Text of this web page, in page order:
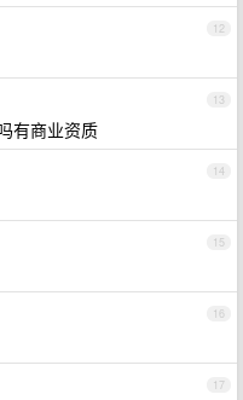
12
13
有商业资质
14
15
16
17